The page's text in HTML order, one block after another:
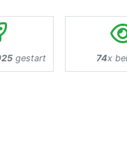
gestart 74x